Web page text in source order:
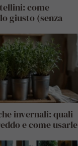
come
giusto (senza
invernali: quali
e come usarle